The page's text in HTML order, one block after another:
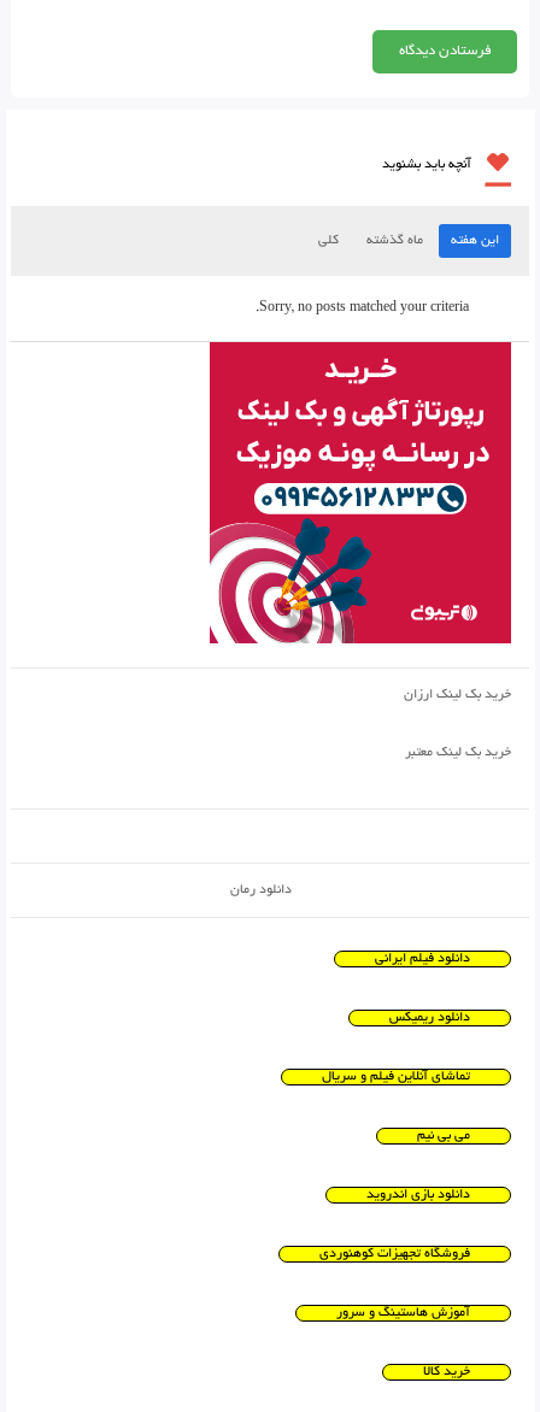
آنچه باید بشنوید
این هفته ماه گذشته کلی
Sorry, no posts matched your criteria.
خرید بک لینک ارزان
خرید بک لینک معتبر
دانلود رمان
دانلود فیلم ایرانی
دانلود ریمیکس
تماشای آنلاین فیلم و سریال
می بی نیم
دانلود بازی اندروید
فروشگاه تجهیزات کوهنوردی
آموزش هاستینگ و سرور
خرید کالا